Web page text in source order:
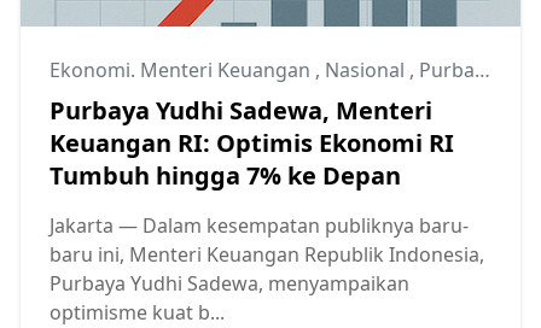
Ekonomi. Menteri Keuangan , Nasional , Purbaya Yudhi Sadewa
Purbaya Yudhi Sadewa, Menteri
Keuangan RI: Optimis Ekonomi RI
Tumbuh hingga 7% ke Depan
Jakarta — Dalam kesempatan publiknya baru-
baru ini, Menteri Keuangan Republik Indonesia,
Purbaya Yudhi Sadewa, menyampaikan
optimisme kuat b...